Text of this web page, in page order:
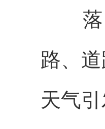
路、
天气